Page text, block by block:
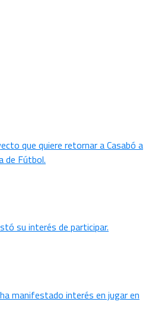
que quiere retornar a Casabó a
de Fútbol.
su interés de participar.
manifestado interés en jugar en